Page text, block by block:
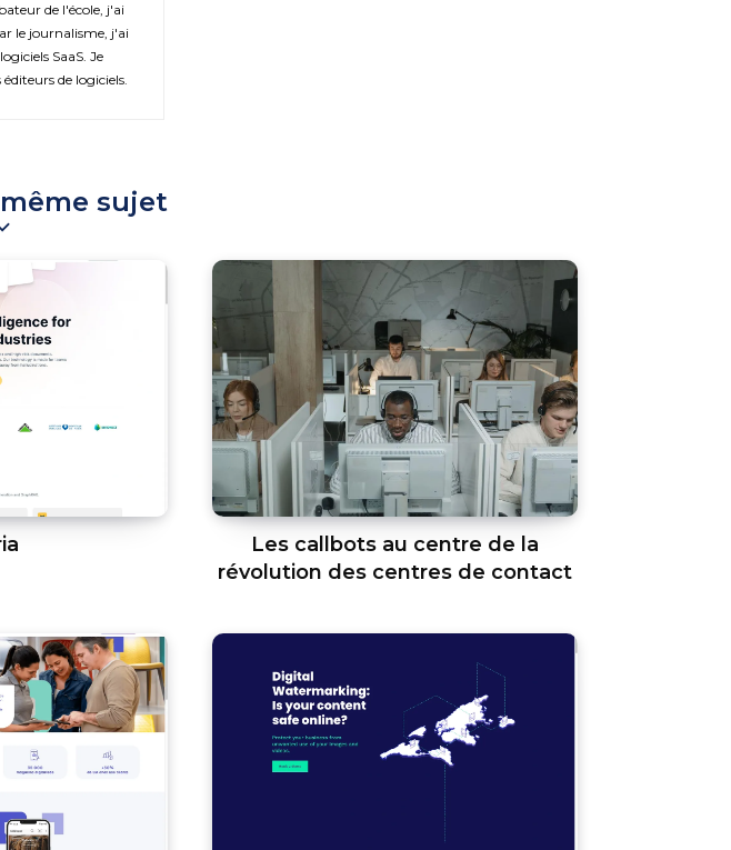
de l'école, j'ai
le journalisme, j'ai
SaaS. Je
de logiciels.
sujet
Les callbots au centre de la
révolution des centres de contact